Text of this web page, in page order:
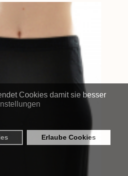
Cookies damit sie besser
Erlaube Cookies